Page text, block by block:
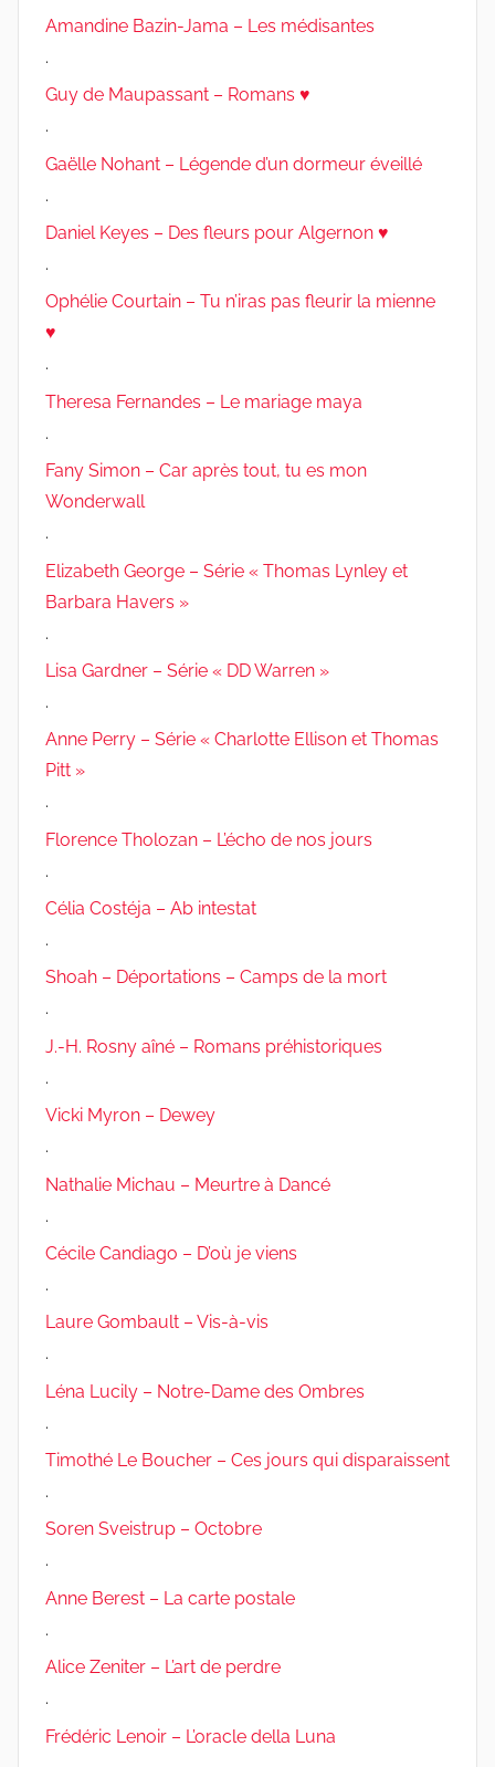
Amandine Bazin-Jama – Les médisantes
.
Guy de Maupassant – Romans ♥
.
Gaëlle Nohant – Légende d’un dormeur éveillé
.
Daniel Keyes – Des fleurs pour Algernon ♥
.
Ophélie Courtain – Tu n’iras pas fleurir la mienne
♥
.
Theresa Fernandes – Le mariage maya
.
Fany Simon – Car après tout, tu es mon
Wonderwall
.
Elizabeth George – Série « Thomas Lynley et
Barbara Havers »
.
Lisa Gardner – Série « DD Warren »
.
Anne Perry – Série « Charlotte Ellison et Thomas
Pitt »
.
Florence Tholozan – L’écho de nos jours
.
Célia Costéja – Ab intestat
.
Shoah – Déportations – Camps de la mort
.
J.-H. Rosny aîné – Romans préhistoriques
.
Vicki Myron – Dewey
.
Nathalie Michau – Meurtre à Dancé
.
Cécile Candiago – D’où je viens
.
Laure Gombault – Vis-à-vis
.
Léna Lucily – Notre-Dame des Ombres
.
Timothé Le Boucher – Ces jours qui disparaissent
.
Soren Sveistrup – Octobre
.
Anne Berest – La carte postale
.
Alice Zeniter – L’art de perdre
.
Frédéric Lenoir – L’oracle della Luna